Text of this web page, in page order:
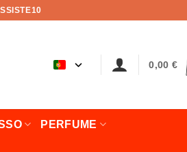
0,00 €
PERFUME